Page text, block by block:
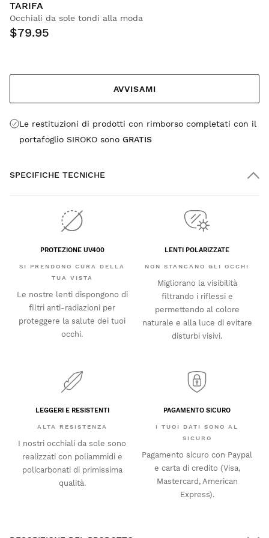
TARIFA
Occhiali da sole tondi alla moda
$79.95
AVVISAMI
Le restituzioni di prodotti con rimborso completati con il
portafoglio SIROKO sono GRATIS
SPECIFICHE TECNICHE
PROTEZIONE UV400
SI PRENDONO CURA DELLA
TUA VISTA
Le nostre lenti dispongono di
filtri anti-radiazioni per
proteggere la salute dei tuoi
occhi.
LENTI POLARIZZATE
NON STANCANO GLI OCCHI
Migliorano la visibilità
filtrando i riflessi e
permettendo al colore
naturale e alla luce di evitare
disturbi visivi.
LEGGERI E RESISTENTI
ALTA RESISTENZA
I nostri occhiali da sole sono
realizzati con poliammidi e
policarbonati di primissima
qualità.
PAGAMENTO SICURO
I TUOI DATI SONO AL
SICURO
Pagamento sicuro con Paypal
e carta di credito (Visa,
Mastercard, American
Express).